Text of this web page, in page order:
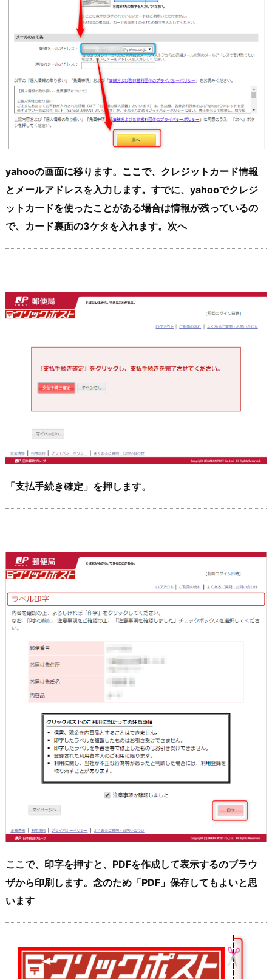
yahooの画面に移ります。ここで、クレジットカード情報
とメールアドレスを入力します。すでに、yahooでクレジ
ットカードを使ったことがある場合は情報が残っているの
で、カード裏面の3ケタを入れます。次へ
「支払手続き確定」を押します。
ここで、印字を押すと、PDFを作成して表示するのブラウ
ザから印刷します。念のため「PDF」保存してもよいと思
います